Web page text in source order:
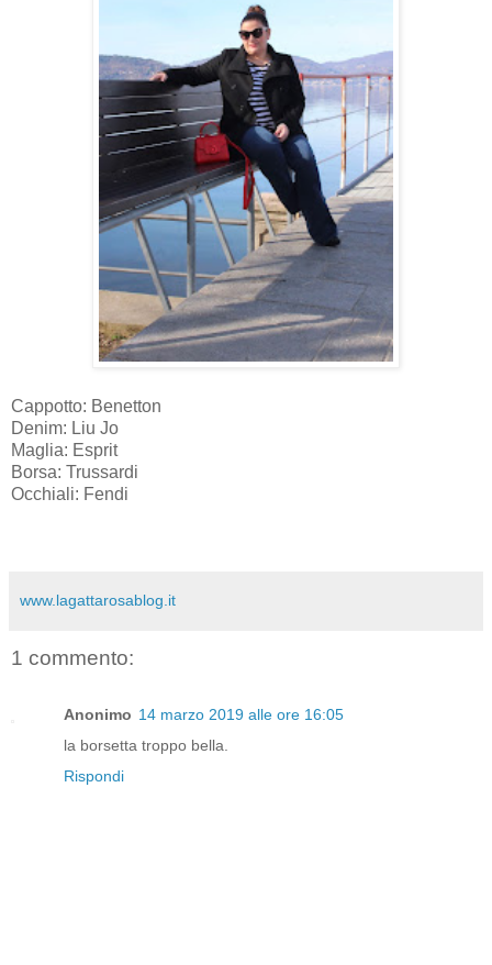
Cappotto: Benetton
Denim: Liu Jo
Maglia: Esprit
Borsa: Trussardi
Occhiali: Fendi
www.lagattarosablog.it
1 commento:
Anonimo 14 marzo 2019 alle ore 16:05
la borsetta troppo bella.
Rispondi